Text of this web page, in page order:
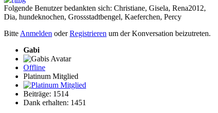
Folgende Benutzer bedankten sich: Christiane, Gisela, Rena2012,
Dia, hundeknochen, Grossstadtbengel, Kaeferchen, Percy
Bitte Anmelden oderRegistrieren um der Konversation beizutreten.
Gabi
Offline
Platinum Mitglied
Beiträge: 1514
Dank erhalten: 1451